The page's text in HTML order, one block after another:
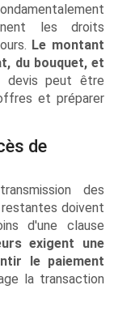
les droits
Le montant
du bouquet, et
devis peut être
et préparer
de
des
doivent
d'une clause
exigent une
le paiement
la transaction